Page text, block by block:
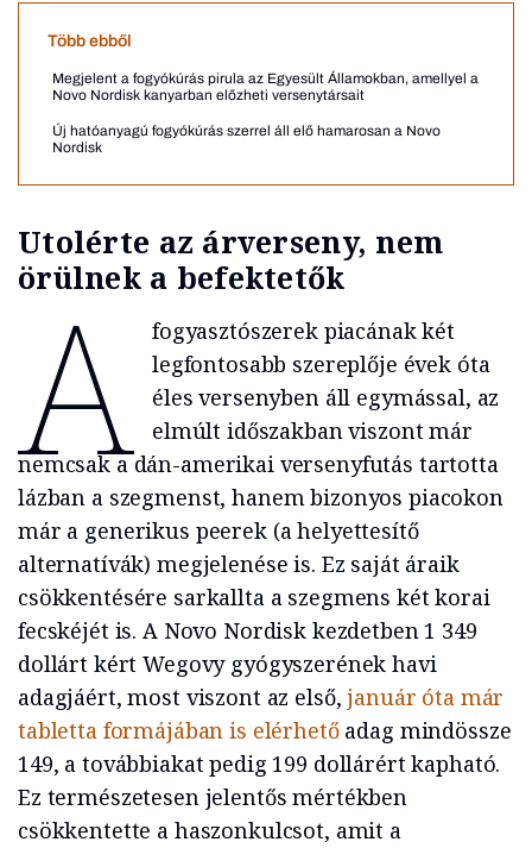
Több ebből
Megjelent a fogyókúrás pirula az Egyesült Államokban, amellyel a
Novo Nordisk kanyarban előzheti versenytársait
Új hatóanyagú fogyókúrás szerrel áll elő hamarosan a Novo
Nordisk
Utolérte az árverseny, nem
örülnek a befektetők
A
fogyasztószerek piacának két
legfontosabb szereplője évek óta
éles versenyben áll egymással, az
elmúlt időszakban viszont már
nemcsak a dán-amerikai versenyfutás tartotta
lázban a szegmenst, hanem bizonyos piacokon
már a generikus peerek (a helyettesítő
alternatívák) megjelenése is. Ez saját áraik
csökkentésére sarkallta a szegmens két korai
fecskéjét is. A Novo Nordisk kezdetben 1 349
dollárt kért Wegovy gyógyszerének havi
adagjáért, most viszont az első,január óta már
tabletta formájában is elérhetőadag mindössze
149, a továbbiakat pedig 199 dollárért kapható.
Ez természetesen jelentős mértékben
csökkentette a haszonkulcsot, amit a